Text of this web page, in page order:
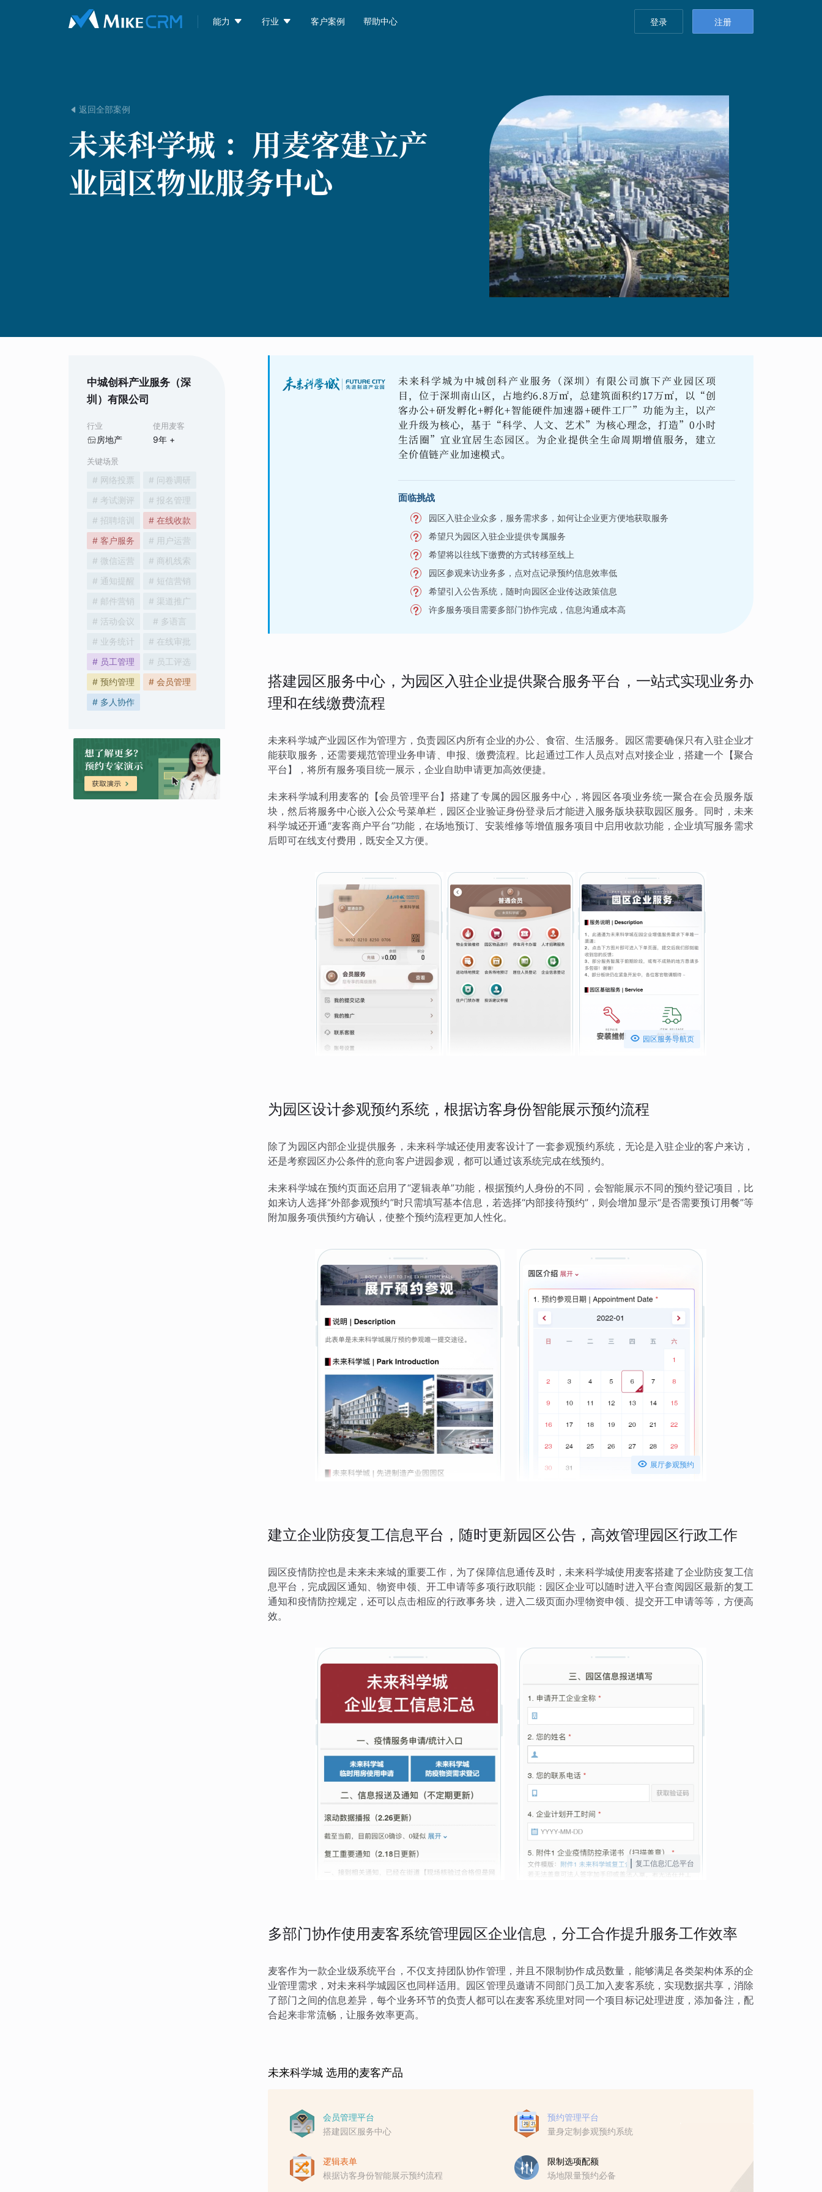
能力  行业  客户案例 帮助中心 登录 注册
 返回全部案例
未来科学城 ： 用麦客建立产
业园区物业服务中心
中城创科产业服务（深
圳）有限公司
行业
房地产
使用麦客
9年 +
关键场景
# 网络投票
# 问卷调研
# 考试测评
# 报名管理
# 招聘培训
# 在线收款
# 客户服务
# 用户运营
# 微信运营
# 商机线索
# 通知提醒
# 短信营销
# 邮件营销
# 渠道推广
# 活动会议
# 多语言
# 业务统计
# 在线审批
# 员工管理
# 员工评选
# 预约管理
# 会员管理
# 多人协作
未来科学城为中城创科产业服务（深圳）有限公司旗下产业园区项
目，位于深圳南山区，占地约6.8万㎡，总建筑面积约17万㎡，以“创
客办公+研发孵化+孵化+智能硬件加速器+硬件工厂”功能为主，以产
业升级为核心，基于“科学、人文、艺术”为核心理念，打造”0小时
生活圈”宜业宜居生态园区。为企业提供全生命周期增值服务，建立
全价值链产业加速模式。
面临挑战
园区入驻企业众多，服务需求多，如何让企业更方便地获取服务
希望只为园区入驻企业提供专属服务
希望将以往线下缴费的方式转移至线上
园区参观来访业务多，点对点记录预约信息效率低
希望引入公告系统，随时向园区企业传达政策信息
许多服务项目需要多部门协作完成，信息沟通成本高
搭建园区服务中心，为园区入驻企业提供聚合服务平台，一站式实现业务办
理和在线缴费流程
未来科学城产业园区作为管理方，负责园区内所有企业的办公、食宿、生活服务。园区需要确保只有入驻企业才
能获取服务，还需要规范管理业务申请、申报、缴费流程。比起通过工作人员点对点对接企业，搭建一个【聚合
平台】，将所有服务项目统一展示，企业自助申请更加高效便捷。
未来科学城利用麦客的【会员管理平台】搭建了专属的园区服务中心，将园区各项业务统一聚合在会员服务版
块，然后将服务中心嵌入公众号菜单栏，园区企业验证身份登录后才能进入服务版块获取园区服务。同时，未来
科学城还开通“麦客商户平台”功能，在场地预订、安装维修等增值服务项目中启用收款功能，企业填写服务需求
后即可在线支付费用，既安全又方便。
 园区服务导航页
为园区设计参观预约系统，根据访客身份智能展示预约流程
除了为园区内部企业提供服务，未来科学城还使用麦客设计了一套参观预约系统，无论是入驻企业的客户来访，
还是考察园区办公条件的意向客户进园参观，都可以通过该系统完成在线预约。
未来科学城在预约页面还启用了“逻辑表单”功能，根据预约人身份的不同，会智能展示不同的预约登记项目，比
如来访人选择“外部参观预约”时只需填写基本信息，若选择“内部接待预约”，则会增加显示“是否需要预订用餐”等
附加服务项供预约方确认，使整个预约流程更加人性化。
 展厅参观预约
建立企业防疫复工信息平台，随时更新园区公告，高效管理园区行政工作
园区疫情防控也是未来未来城的重要工作，为了保障信息通传及时，未来科学城使用麦客搭建了企业防疫复工信
息平台，完成园区通知、物资申领、开工申请等多项行政职能：园区企业可以随时进入平台查阅园区最新的复工
通知和疫情防控规定，还可以点击相应的行政事务块，进入二级页面办理物资申领、提交开工申请等等，方便高
效。
复工信息汇总平台
多部门协作使用麦客系统管理园区企业信息，分工合作提升服务工作效率
麦客作为一款企业级系统平台，不仅支持团队协作管理，并且不限制协作成员数量，能够满足各类架构体系的企
业管理需求，对未来科学城园区也同样适用。园区管理员邀请不同部门员工加入麦客系统，实现数据共享，消除
了部门之间的信息差异，每个业务环节的负责人都可以在麦客系统里对同一个项目标记处理进度，添加备注，配
合起来非常流畅，让服务效率更高。
未来科学城 选用的麦客产品
会员管理平台
搭建园区服务中心
预约管理平台
量身定制参观预约系统
逻辑表单
根据访客身份智能展示预约流程
限制选项配额
场地限量预约必备